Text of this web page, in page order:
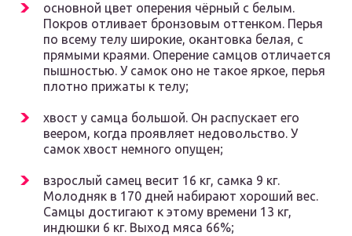
основной цвет оперения чёрный с белым.
Покров отливает бронзовым оттенком. Перья
по всему телу широкие, окантовка белая, с
прямыми краями. Оперение самцов отличается
пышностью. У самок оно не такое яркое, перья
плотно прижаты к телу;
хвост у самца большой. Он распускает его
веером, когда проявляет недовольство. У
самок хвост немного опущен;
взрослый самец весит 16 кг, самка 9 кг.
Молодняк в 170 дней набирают хороший вес.
Самцы достигают к этому времени 13 кг,
индюшки 6 кг. Выход мяса 66%;